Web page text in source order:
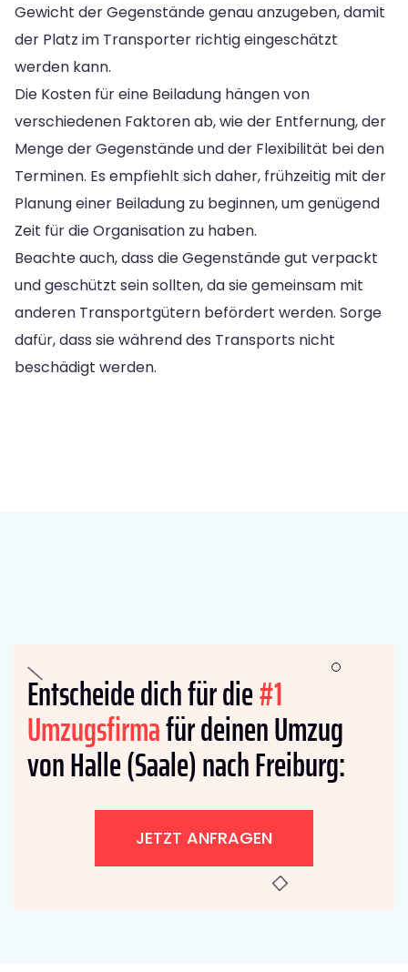
Gewicht der Gegenstände genau anzugeben, damit
der Platz im Transporter richtig eingeschätzt
werden kann.
Die Kosten für eine Beiladung hängen von
verschiedenen Faktoren ab, wie der Entfernung, der
Menge der Gegenstände und der Flexibilität bei den
Terminen. Es empfiehlt sich daher, frühzeitig mit der
Planung einer Beiladung zu beginnen, um genügend
Zeit für die Organisation zu haben.
Beachte auch, dass die Gegenstände gut verpackt
und geschützt sein sollten, da sie gemeinsam mit
anderen Transportgütern befördert werden. Sorge
dafür, dass sie während des Transports nicht
beschädigt werden.
Entscheide dich für die#1
Umzugsfirmafür deinen Umzug
von Halle (Saale) nach Freiburg:
JETZT ANFRAGEN